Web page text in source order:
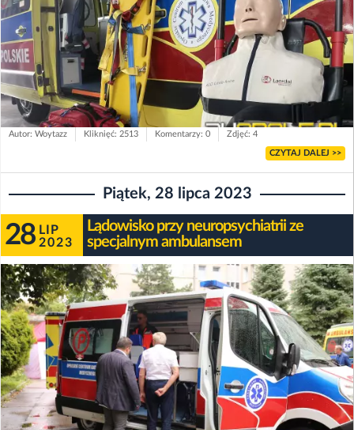
Autor: Woytazz Kliknięć: 2513 Komentarzy: 0 Zdjęć: 4
CZYTAJ DALEJ >>
Piątek, 28 lipca 2023
28 LIP
2023
Lądowisko przy neuropsychiatrii ze
specjalnym ambulansem